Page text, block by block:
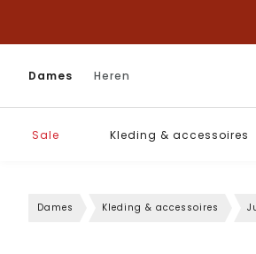
Dames Heren
Sale Kleding & accessoires
Dames Kleding & accessoires